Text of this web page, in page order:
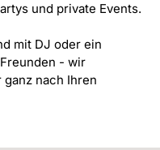
und private Events.
mit DJ oder ein
- wir
nach Ihren